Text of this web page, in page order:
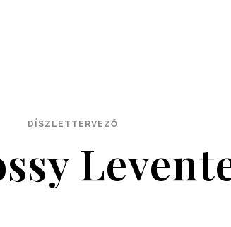
DÍSZLETTERVEZŐ